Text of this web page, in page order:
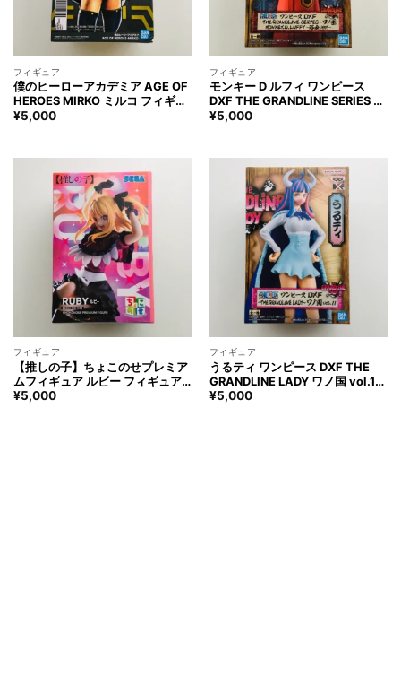
フィギュア
僕のヒーローアカデミア AGE OF
HEROES MIRKO ミルコ フィギュ
ア My Hero Academia MIRKO
¥5,000
フィギュア
モンキー D ルフィ ワンピース
DXF THE GRANDLINE SERIES ワ
ノ国 浴衣ver. フィギュア ONE
¥5,000
フィギュア
【推しの子】ちょこのせプレミア
ムフィギュア ルビー フィギュア
Oshinoko RUBY Figure
¥5,000
フィギュア
うるティ ワンピース DXF THE
GRANDLINE LADY ワノ国 vol.11
フィギュア ONE PIECE Ulti
¥5,000